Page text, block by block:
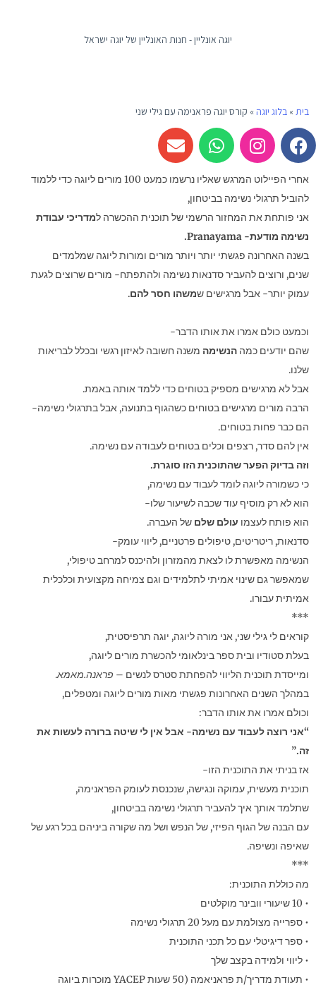
יוגה אונליין - חנות האונליין של יוגה ישראל
בית» בלוג יוגה » קורס יוגה פראנימה עם גילי שני
F
a
c
e
b
o
o
k
I
n
s
t
a
g
r
a
m
W
h
a
t
s
a
p
p
E
n
v
e
o
e
אחרי הפיילוט המרגש שאליו נרשמו כמעט 100 מורים ליוגה כדי ללמוד
להוביל תרגולי נשימה בביטחון,
אני פותחת את המחזור הרשמי של תוכנית ההכשרה למדריכי עבודת
נשימה מודעת- Pranayama.
בשנה האחרונה פגשתי יותר ויותר מורים ומורות ליוגה שמלמדים
שנים, ורוצים להעביר סדנאות נשימה ולהתפתח- מורים שרוצים לגעת
עמוק יותר- אבל מרגישים שמשהו חסר להם.
וכמעט כולם אמרו את אותו הדבר-
שהם יודעים כמה הנשימה משנה חשובה לאיזון רגשי ובכלל לבריאות
שלנו.
אבל לא מרגישים מספיק בטוחים כדי ללמד אותה באמת.
הרבה מורים מרגישים בטוחים כשהגוף בתנועה, אבל בתרגולי נשימה-
הם כבר פחות בטוחים.
אין להם סדר, רצפים וכלים בטוחים לעבודה עם נשימה.
וזה בדיוק הפער שהתוכנית הזו סוגרת.
כי כשמורה ליוגה לומד לעבוד עם נשימה,
הוא לא רק מוסיף עוד שכבה לשיעור שלו-
הוא פותח לעצמו עולם שלם של העברה.
סדנאות, ריטריטים, טיפולים פרטניים, ליווי עומק-
הנשימה מאפשרת לו לצאת מהמזרון ולהיכנס למרחב טיפולי,
שמאפשר גם שינוי אמיתי לתלמידים וגם צמיחה מקצועית וכלכלית
אמיתית עבורו.
***
קוראים לי גילי שני, אני מורה ליוגה, יוגה תרפיסטית,
בעלת סטודיו ובית ספר בינלאומי להכשרת מורים ליוגה,
ומייסדת תוכנית הליווי להפחתת סטרס לנשים – פראנה.מאמא.
במהלך השנים האחרונות פגשתי מאות מורים ליוגה ומטפלים,
וכולם אמרו את אותו הדבר:
“אני רוצה לעבוד עם נשימה- אבל אין לי שיטה ברורה לעשות את
זה.”
אז בניתי את התוכנית הזו-
תוכנית מעשית, עמוקה ונגישה, שנכנסת לעומק הפראנימה,
שתלמד אותך איך להעביר תרגולי נשימה בביטחון,
עם הבנה של הגוף הפיזי, של הנפש ושל מה שקורה ביניהם בכל רגע של
שאיפה ונשיפה.
***
מה כוללת התוכנית:
• 10 שיעורי וובינר מוקלטים
• ספרייה מצולמת עם מעל 20 תרגולי נשימה
• ספר דיגיטלי עם כל תכני התוכנית
• ליווי ולמידה בקצב שלך
• תעודת מדריך/ת פראניאמה (50 שעות YACEP מוכרות ביוגה